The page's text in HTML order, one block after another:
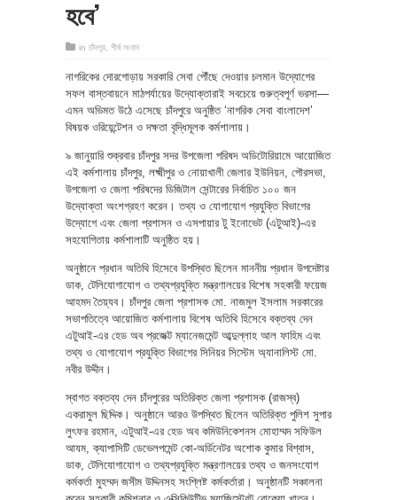
হবে’
in চাঁদপুর শীর্ষ সংবাদ
নাগরিকের দোরগোড়ায় সরকারি সেবা পৌঁছে দেওয়ার চলমান উদ্যোগের
সফল বাস্তবায়নে মাঠপর্যায়ের উদ্যোক্তারাই সবচেয়ে গুরুত্বপূর্ণ ভরসা—
এমন অভিমত উঠে এসেছে চাঁদপুরে অনুষ্ঠিত ‘নাগরিক সেবা বাংলাদেশ’
বিষয়ক ওরিয়েন্টেশন ও দক্ষতা বৃদ্ধিমূলক কর্মশালায়।
৯ জানুয়ারি শুক্রবার চাঁদপুর সদর উপজেলা পরিষদ অডিটোরিয়ামে আয়োজিত
এই কর্মশালায় চাঁদপুর, লক্ষ্মীপুর ও নোয়াখালী জেলার ইউনিয়ন, পৌরসভা,
উপজেলা ও জেলা পরিষদের ডিজিটাল সেন্টারের নির্বাচিত ১০০ জন
উদ্যোক্তা অংশগ্রহণ করেন। তথ্য ও যোগাযোগ প্রযুক্তি বিভাগের
উদ্যোগে এবং জেলা প্রশাসন ও এসপায়ার টু ইনোভেট (এটুআই)-এর
সহযোগিতায় কর্মশালাটি অনুষ্ঠিত হয়।
অনুষ্ঠানে প্রধান অতিথি হিসেবে উপস্থিত ছিলেন মাননীয় প্রধান উপদেষ্টার
ডাক, টেলিযোগাযোগ ও তথ্যপ্রযুক্তি মন্ত্রণালয়ের বিশেষ সহকারী ফয়েজ
আহমদ তৈয়্যব। চাঁদপুর জেলা প্রশাসক মো. নাজমুল ইসলাম সরকারের
সভাপতিত্বে আয়োজিত কর্মশালায় বিশেষ অতিথি হিসেবে বক্তব্য দেন
এটুআই-এর হেড অব প্রজেক্ট ম্যানেজমেন্ট আব্দুল্লাহ আল ফাহিম এবং
তথ্য ও যোগাযোগ প্রযুক্তি বিভাগের সিনিয়র সিস্টেম অ্যানালিস্ট মো.
নবীর উদ্দীন।
স্বাগত বক্তব্য দেন চাঁদপুরের অতিরিক্ত জেলা প্রশাসক (রাজস্ব)
একরামুল ছিদ্দিক। অনুষ্ঠানে আরও উপস্থিত ছিলেন অতিরিক্ত পুলিশ সুপার
লুৎফর রহমান, এটুআই-এর হেড অব কমিউনিকেশনস মোহাম্মদ সফিউল
আযম, ক্যাপাসিটি ডেভেলপমেন্ট কো-অর্ডিনেটর অশোক কুমার বিশ্বাস,
ডাক, টেলিযোগাযোগ ও তথ্যপ্রযুক্তি মন্ত্রণালয়ের তথ্য ও জনসংযোগ
কর্মকর্তা মুহম্মদ জসীম উদ্দিনসহ সংশ্লিষ্ট কর্মকর্তারা। অনুষ্ঠানটি সঞ্চালনা